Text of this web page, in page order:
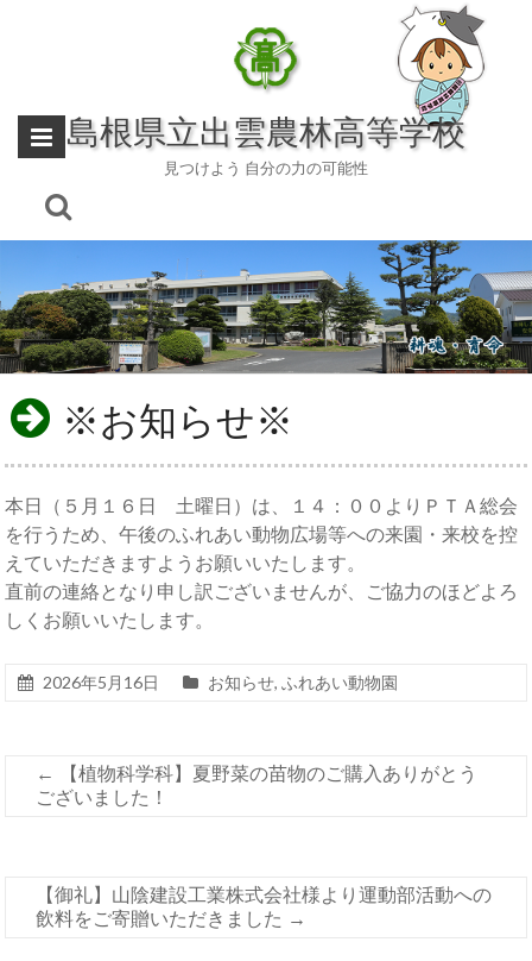
島根県立出雲農林高等学校
見つけよう 自分の力の可能性
※お知らせ※
本日（５月１６日 土曜日）は、１４：００よりＰＴＡ総会
を行うため、午後のふれあい動物広場等への来園・来校を控
えていただきますようお願いいたします。
直前の連絡となり申し訳ございませんが、ご協力のほどよろ
しくお願いいたします。
2026年5月16日 お知らせ,ふれあい動物園
←
【植物科学科】夏野菜の苗物のご購入ありがとう
ございました！
【御礼】山陰建設工業株式会社様より運動部活動への
飲料をご寄贈いただきました →